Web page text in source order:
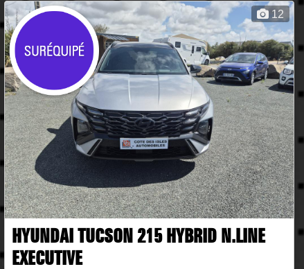
12
HYUNDAI TUCSON 215 HYBRID N.LINE
EXECUTIVE